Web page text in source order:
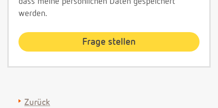
werden.
Zurück